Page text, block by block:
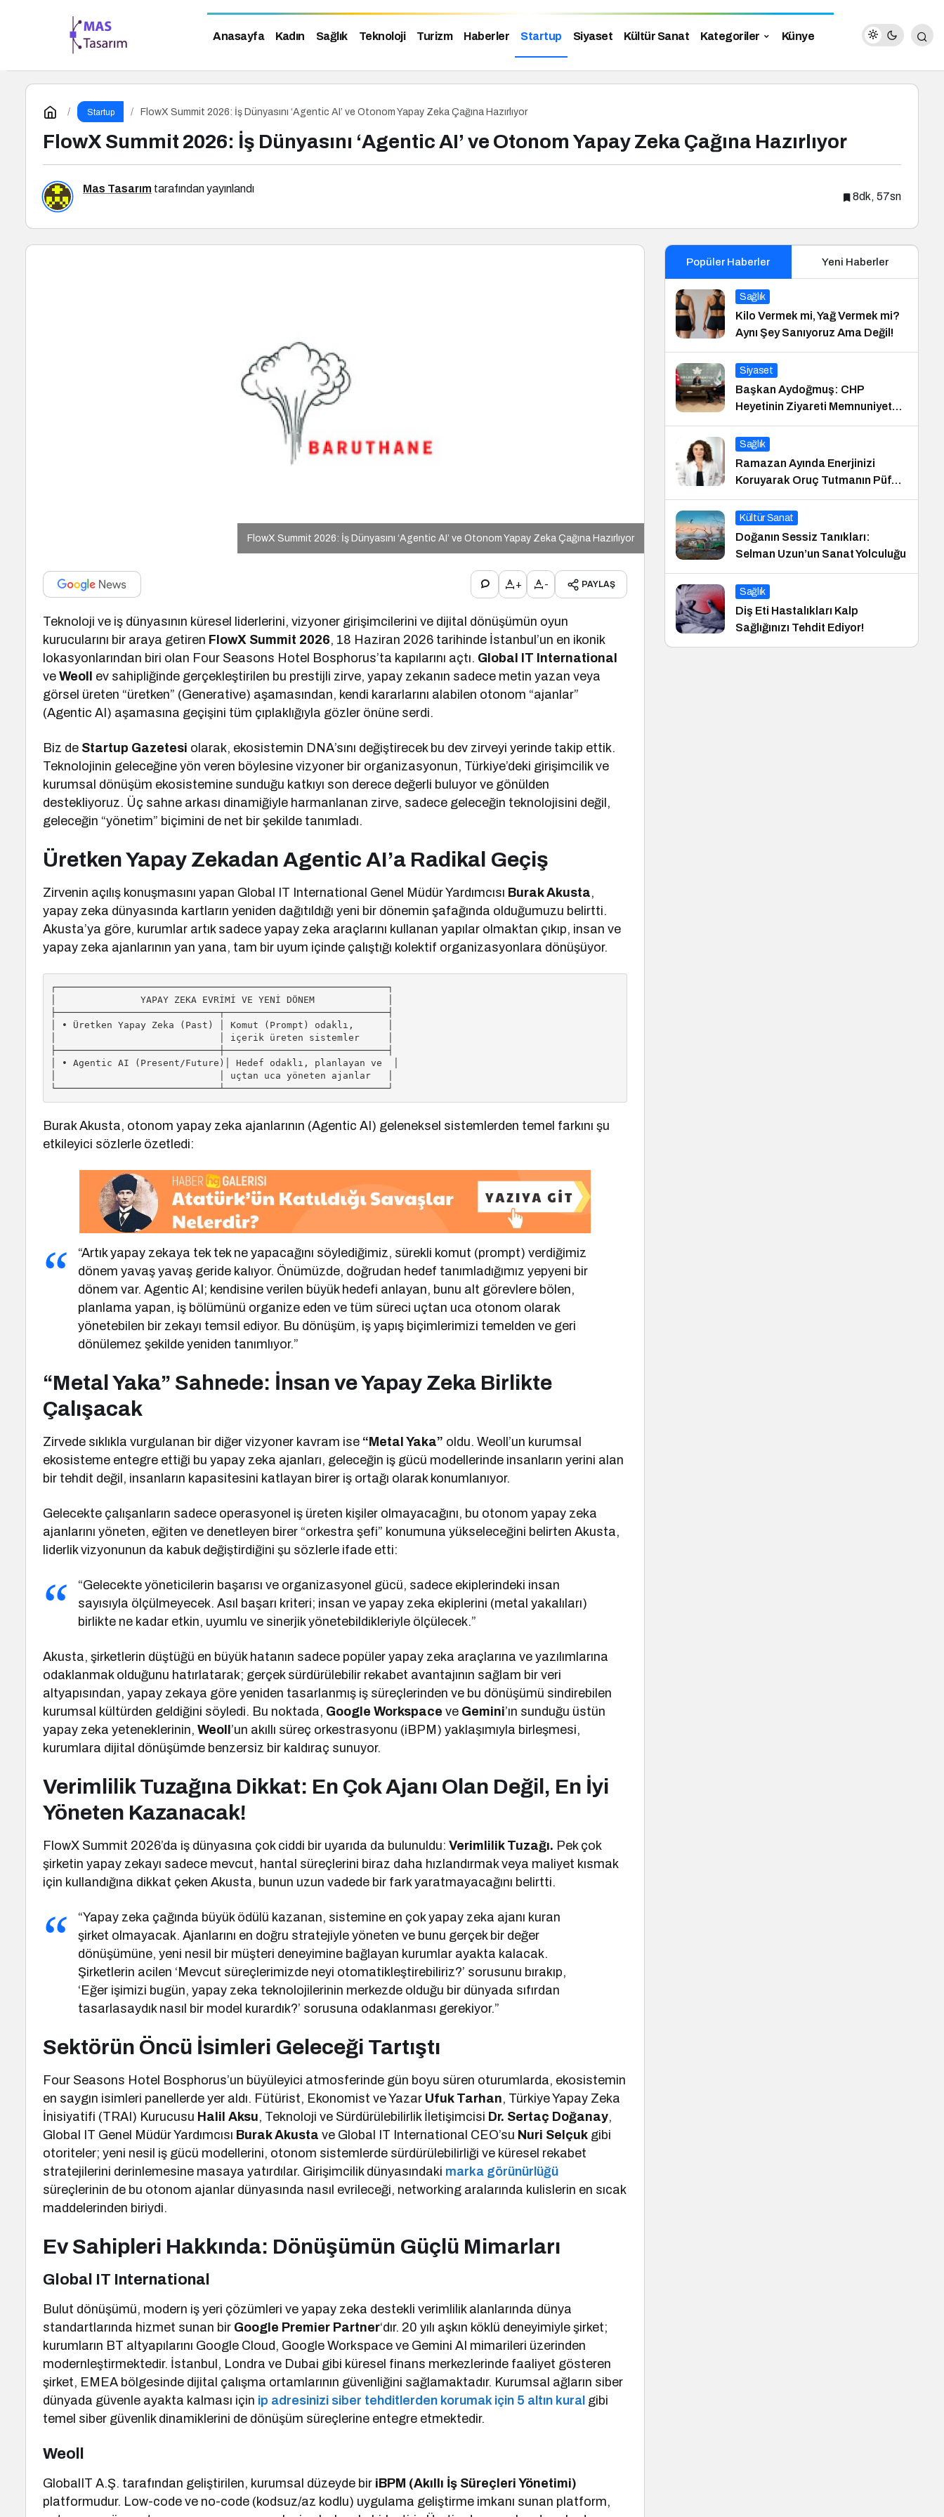
Anasayfa Kadın Sağlık Teknoloji Turizm Haberler Startup Siyaset Kültür Sanat Kategoriler Künye
Startup FlowX Summit 2026: İş Dünyasını ‘Agentic AI’ ve Otonom Yapay Zeka Çağına Hazırlıyor
FlowX Summit 2026: İş Dünyasını ‘Agentic AI’ ve Otonom Yapay Zeka Çağına Hazırlıyor
Mas Tasarım tarafından yayınlandı
8dk, 57sn
FlowX Summit 2026: İş Dünyasını ‘Agentic AI’ ve Otonom Yapay Zeka Çağına Hazırlıyor
+ - PAYLAŞ
Teknoloji ve iş dünyasının küresel liderlerini, vizyoner girişimcilerini ve dijital dönüşümün oyun
kurucularını bir araya getiren FlowX Summit 2026, 18 Haziran 2026 tarihinde İstanbul’un en ikonik
lokasyonlarından biri olan Four Seasons Hotel Bosphorus’ta kapılarını açtı. Global IT International
veWeoll ev sahipliğinde gerçekleştirilen bu prestijli zirve, yapay zekanın sadece metin yazan veya
görsel üreten “üretken” (Generative) aşamasından, kendi kararlarını alabilen otonom “ajanlar”
(Agentic AI) aşamasına geçişini tüm çıplaklığıyla gözler önüne serdi.
Biz de Startup Gazetesi olarak, ekosistemin DNA’sını değiştirecek bu dev zirveyi yerinde takip ettik.
Teknolojinin geleceğine yön veren böylesine vizyoner bir organizasyonun, Türkiye’deki girişimcilik ve
kurumsal dönüşüm ekosistemine sunduğu katkıyı son derece değerli buluyor ve gönülden
destekliyoruz. Üç sahne arkası dinamiğiyle harmanlanan zirve, sadece geleceğin teknolojisini değil,
geleceğin “yönetim” biçimini de net bir şekilde tanımladı.
Üretken Yapay Zekadan Agentic AI’a Radikal Geçiş
Zirvenin açılış konuşmasını yapan Global IT International Genel Müdür Yardımcısı Burak Akusta,
yapay zeka dünyasında kartların yeniden dağıtıldığı yeni bir dönemin şafağında olduğumuzu belirtti.
Akusta’ya göre, kurumlar artık sadece yapay zeka araçlarını kullanan yapılar olmaktan çıkıp, insan ve
yapay zeka ajanlarının yan yana, tam bir uyum içinde çalıştığı kolektif organizasyonlara dönüşüyor.
┌───────────────────────────────────────────────────────────┐
│               YAPAY ZEKA EVRİMİ VE YENİ DÖNEM             │
├─────────────────────────────┬─────────────────────────────┤
│ • Üretken Yapay Zeka (Past) │ Komut (Prompt) odaklı,      │
│                             │ içerik üreten sistemler     │
├─────────────────────────────┼─────────────────────────────┤
│ • Agentic AI (Present/Future)│ Hedef odaklı, planlayan ve  │
│                             │ uçtan uca yöneten ajanlar   │
Burak Akusta, otonom yapay zeka ajanlarının (Agentic AI) geleneksel sistemlerden temel farkını şu
etkileyici sözlerle özetledi:
“Artık yapay zekaya tek tek ne yapacağını söylediğimiz, sürekli komut (prompt) verdiğimiz
dönem yavaş yavaş geride kalıyor. Önümüzde, doğrudan hedef tanımladığımız yepyeni bir
dönem var. Agentic AI; kendisine verilen büyük hedefi anlayan, bunu alt görevlere bölen,
planlama yapan, iş bölümünü organize eden ve tüm süreci uçtan uca otonom olarak
yönetebilen bir zekayı temsil ediyor. Bu dönüşüm, iş yapış biçimlerimizi temelden ve geri
dönülemez şekilde yeniden tanımlıyor.”
“Metal Yaka” Sahnede: İnsan ve Yapay Zeka Birlikte
Çalışacak
Zirvede sıklıkla vurgulanan bir diğer vizyoner kavram ise “Metal Yaka” oldu. Weoll’un kurumsal
ekosisteme entegre ettiği bu yapay zeka ajanları, geleceğin iş gücü modellerinde insanların yerini alan
bir tehdit değil, insanların kapasitesini katlayan birer iş ortağı olarak konumlanıyor.
Gelecekte çalışanların sadece operasyonel iş üreten kişiler olmayacağını, bu otonom yapay zeka
ajanlarını yöneten, eğiten ve denetleyen birer “orkestra şefi” konumuna yükseleceğini belirten Akusta,
liderlik vizyonunun da kabuk değiştirdiğini şu sözlerle ifade etti:
“Gelecekte yöneticilerin başarısı ve organizasyonel gücü, sadece ekiplerindeki insan
sayısıyla ölçülmeyecek. Asıl başarı kriteri; insan ve yapay zeka ekiplerini (metal yakalıları)
birlikte ne kadar etkin, uyumlu ve sinerjik yönetebildikleriyle ölçülecek.”
Akusta, şirketlerin düştüğü en büyük hatanın sadece popüler yapay zeka araçlarına ve yazılımlarına
odaklanmak olduğunu hatırlatarak; gerçek sürdürülebilir rekabet avantajının sağlam bir veri
altyapısından, yapay zekaya göre yeniden tasarlanmış iş süreçlerinden ve bu dönüşümü sindirebilen
kurumsal kültürden geldiğini söyledi. Bu noktada, Google Workspace ve Gemini’ın sunduğu üstün
yapay zeka yeteneklerinin,Weoll’un akıllı süreç orkestrasyonu (iBPM) yaklaşımıyla birleşmesi,
kurumlara dijital dönüşümde benzersiz bir kaldıraç sunuyor.
Verimlilik Tuzağına Dikkat: En Çok Ajanı Olan Değil, En İyi
Yöneten Kazanacak!
FlowX Summit 2026’da iş dünyasına çok ciddi bir uyarıda da bulunuldu:Verimlilik Tuzağı. Pek çok
şirketin yapay zekayı sadece mevcut, hantal süreçlerini biraz daha hızlandırmak veya maliyet kısmak
için kullandığına dikkat çeken Akusta, bunun uzun vadede bir fark yaratmayacağını belirtti.
“Yapay zeka çağında büyük ödülü kazanan, sistemine en çok yapay zeka ajanı kuran
şirket olmayacak. Ajanlarını en doğru stratejiyle yöneten ve bunu gerçek bir değer
dönüşümüne, yeni nesil bir müşteri deneyimine bağlayan kurumlar ayakta kalacak.
Şirketlerin acilen ‘Mevcut süreçlerimizde neyi otomatikleştirebiliriz?’ sorusunu bırakıp,
‘Eğer işimizi bugün, yapay zeka teknolojilerinin merkezde olduğu bir dünyada sıfırdan
tasarlasaydık nasıl bir model kurardık?’ sorusuna odaklanması gerekiyor.”
Sektörün Öncü İsimleri Geleceği Tartıştı
Four Seasons Hotel Bosphorus’un büyüleyici atmosferinde gün boyu süren oturumlarda, ekosistemin
en saygın isimleri panellerde yer aldı. Fütürist, Ekonomist ve Yazar Ufuk Tarhan, Türkiye Yapay Zeka
İnisiyatifi (TRAI) Kurucusu Halil Aksu, Teknoloji ve Sürdürülebilirlik İletişimcisi Dr. Sertaç Doğanay,
Global IT Genel Müdür Yardımcısı Burak Akusta ve Global IT International CEO’su Nuri Selçuk gibi
otoriteler; yeni nesil iş gücü modellerini, otonom sistemlerde sürdürülebilirliği ve küresel rekabet
stratejilerini derinlemesine masaya yatırdılar. Girişimcilik dünyasındaki marka görünürlüğü
süreçlerinin de bu otonom ajanlar dünyasında nasıl evrileceği, networking aralarında kulislerin en sıcak
maddelerinden biriydi.
Ev Sahipleri Hakkında: Dönüşümün Güçlü Mimarları
Global IT International
Bulut dönüşümü, modern iş yeri çözümleri ve yapay zeka destekli verimlilik alanlarında dünya
standartlarında hizmet sunan bir Google Premier Partner‘dır. 20 yılı aşkın köklü deneyimiyle şirket;
kurumların BT altyapılarını Google Cloud, Google Workspace ve Gemini AI mimarileri üzerinden
modernleştirmektedir. İstanbul, Londra ve Dubai gibi küresel finans merkezlerinde faaliyet gösteren
şirket, EMEA bölgesinde dijital çalışma ortamlarının güvenliğini sağlamaktadır. Kurumsal ağların siber
dünyada güvenle ayakta kalması için ip adresinizi siber tehditlerden korumak için 5 altın kural gibi
temel siber güvenlik dinamiklerini de dönüşüm süreçlerine entegre etmektedir.
Weoll
GlobalIT A.Ş. tarafından geliştirilen, kurumsal düzeyde bir iBPM (Akıllı İş Süreçleri Yönetimi)
platformudur. Low-code ve no-code (kodsuz/az kodlu) uygulama geliştirme imkanı sunan platform,
Popüler Haberler Yeni Haberler
Sağlık
Kilo Vermek mi, Yağ Vermek mi?
Aynı Şey Sanıyoruz Ama Değil!
Siyaset
Başkan Aydoğmuş: CHP
Heyetinin Ziyareti Memnuniyet
Verici
Sağlık
Ramazan Ayında Enerjinizi
Koruyarak Oruç Tutmanın Püf
Noktaları
Kültür Sanat
Doğanın Sessiz Tanıkları:
Selman Uzun’un Sanat Yolculuğu
Sağlık
Diş Eti Hastalıkları Kalp
Sağlığınızı Tehdit Ediyor!